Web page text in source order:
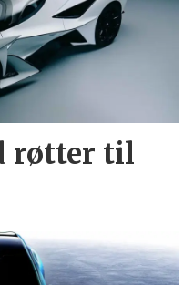
røtter til